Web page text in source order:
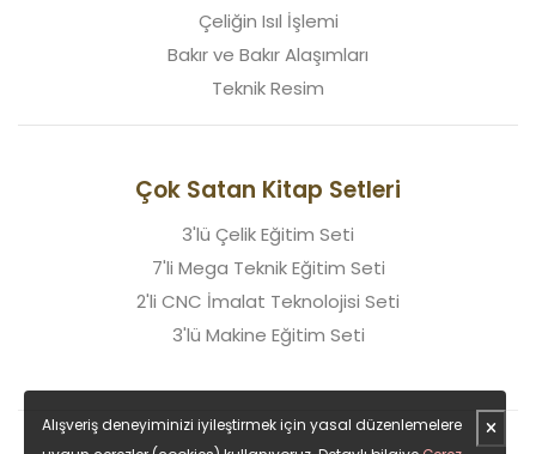
Çeliğin Isıl İşlemi
Bakır ve Bakır Alaşımları
Teknik Resim
Çok Satan Kitap Setleri
3'lü Çelik Eğitim Seti
7'li Mega Teknik Eğitim Seti
2'li CNC İmalat Teknolojisi Seti
3'lü Makine Eğitim Seti
Alışveriş deneyiminizi iyileştirmek için yasal düzenlemelere